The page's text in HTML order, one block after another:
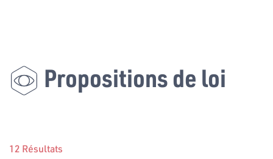
Propositions de loi
12 Résultats